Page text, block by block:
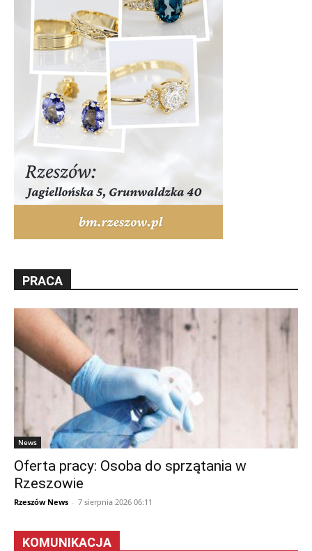
PRACA
News
Oferta pracy: Osoba do sprzątania w
Rzeszowie
Rzeszów News - 7 sierpnia 2026 06:11
KOMUNIKACJA